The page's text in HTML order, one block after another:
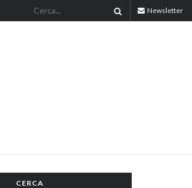
Newsletter
CERCA